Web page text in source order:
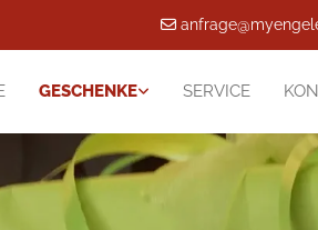

GESCHENKE SERVICE